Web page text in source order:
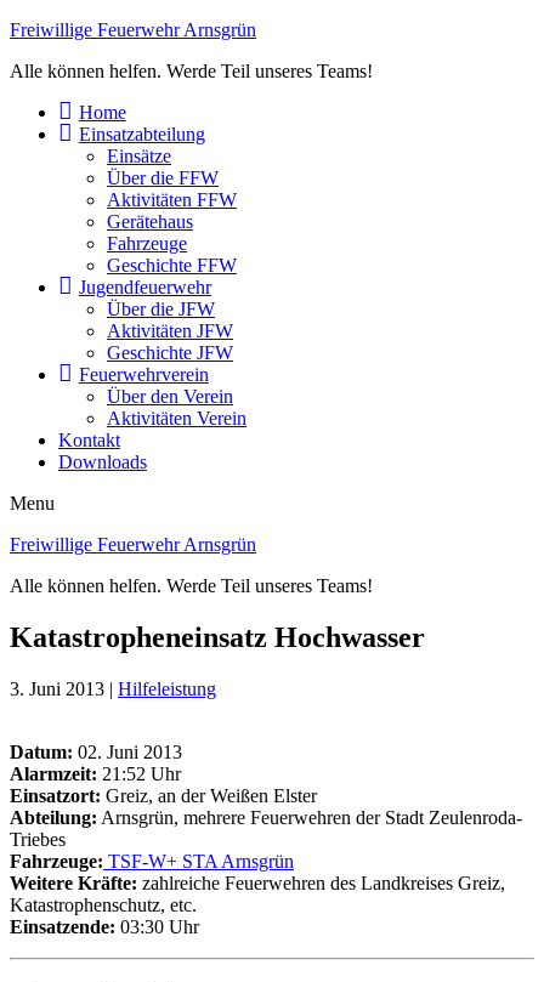
Freiwillige Feuerwehr Arnsgrün
Alle können helfen. Werde Teil unseres Teams!
Home
Einsatzabteilung
Einsätze
Über die FFW
Aktivitäten FFW
Gerätehaus
Fahrzeuge
Geschichte FFW
Jugendfeuerwehr
Über die JFW
Aktivitäten JFW
Geschichte JFW
Feuerwehrverein
Über den Verein
Aktivitäten Verein
Kontakt
Downloads
Menu
Freiwillige Feuerwehr Arnsgrün
Alle können helfen. Werde Teil unseres Teams!
Katastropheneinsatz Hochwasser
3. Juni 2013 | Hilfeleistung
Datum: 02. Juni 2013
Alarmzeit: 21:52 Uhr
Einsatzort: Greiz, an der Weißen Elster
Abteilung: Arnsgrün, mehrere Feuerwehren der Stadt Zeulenroda-
Triebes
Fahrzeuge: TSF-W+ STA Arnsgrün
Weitere Kräfte: zahlreiche Feuerwehren des Landkreises Greiz,
Katastrophenschutz, etc.
Einsatzende: 03:30 Uhr